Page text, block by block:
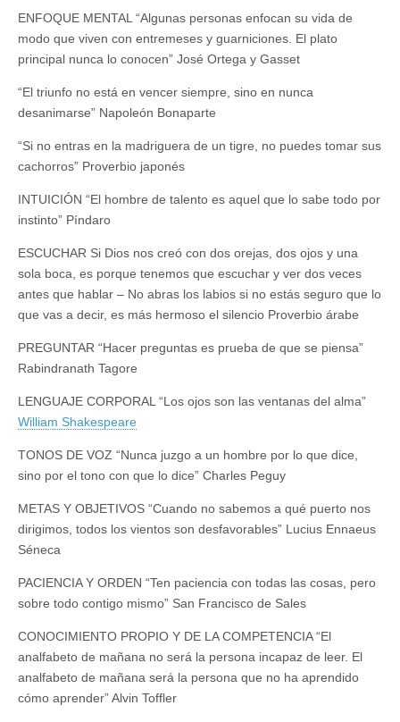
ENFOQUE MENTAL “Algunas personas enfocan su vida de
modo que viven con entremeses y guarniciones. El plato
principal nunca lo conocen” José Ortega y Gasset
“El triunfo no está en vencer siempre, sino en nunca
desanimarse” Napoleón Bonaparte
“Si no entras en la madriguera de un tigre, no puedes tomar sus
cachorros” Proverbio japonés
INTUICIÓN “El hombre de talento es aquel que lo sabe todo por
instinto” Píndaro
ESCUCHAR Si Dios nos creó con dos orejas, dos ojos y una
sola boca, es porque tenemos que escuchar y ver dos veces
antes que hablar – No abras los labios si no estás seguro que lo
que vas a decir, es más hermoso el silencio Proverbio árabe
PREGUNTAR “Hacer preguntas es prueba de que se piensa”
Rabindranath Tagore
LENGUAJE CORPORAL “Los ojos son las ventanas del alma”
William Shakespeare
TONOS DE VOZ “Nunca juzgo a un hombre por lo que dice,
sino por el tono con que lo dice” Charles Peguy
METAS Y OBJETIVOS “Cuando no sabemos a qué puerto nos
dirigimos, todos los vientos son desfavorables” Lucius Ennaeus
Séneca
PACIENCIA Y ORDEN “Ten paciencia con todas las cosas, pero
sobre todo contigo mismo” San Francisco de Sales
CONOCIMIENTO PROPIO Y DE LA COMPETENCIA “El
analfabeto de mañana no será la persona incapaz de leer. El
analfabeto de mañana será la persona que no ha aprendido
cómo aprender” Alvin Toffler